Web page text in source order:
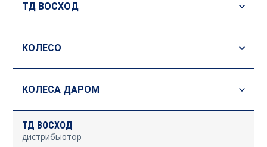
ТД ВОСХОД
КОЛЕСО
КОЛЕСА ДАРОМ
ТД ВОСХОД
дистрибьютор